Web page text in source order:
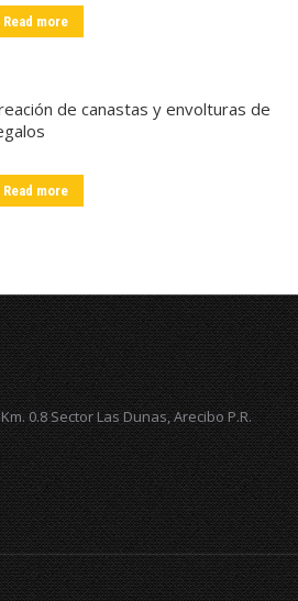
Read more
de canastas y envolturas de
Read more
0.8 Sector Las Dunas, Arecibo P.R.